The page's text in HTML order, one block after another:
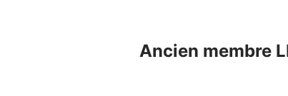
Ancien membre